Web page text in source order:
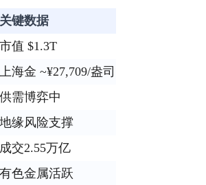
关键数据
市值 $1.3T
上海金 ~¥27,709/盎司
供需博弈中
地缘风险支撑
成交2.55万亿
有色金属活跃